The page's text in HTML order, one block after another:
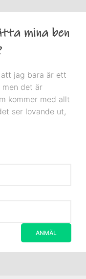
mina ben
jag bara är ett
det är
kommer med allt
ser lovande ut,